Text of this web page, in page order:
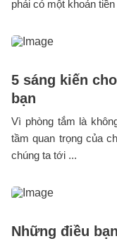
phải có một khoản
5 sáng kiến
bạn
Vì phòng tắm là
tầm quan trọng của
chúng ta tới ...
Những điều